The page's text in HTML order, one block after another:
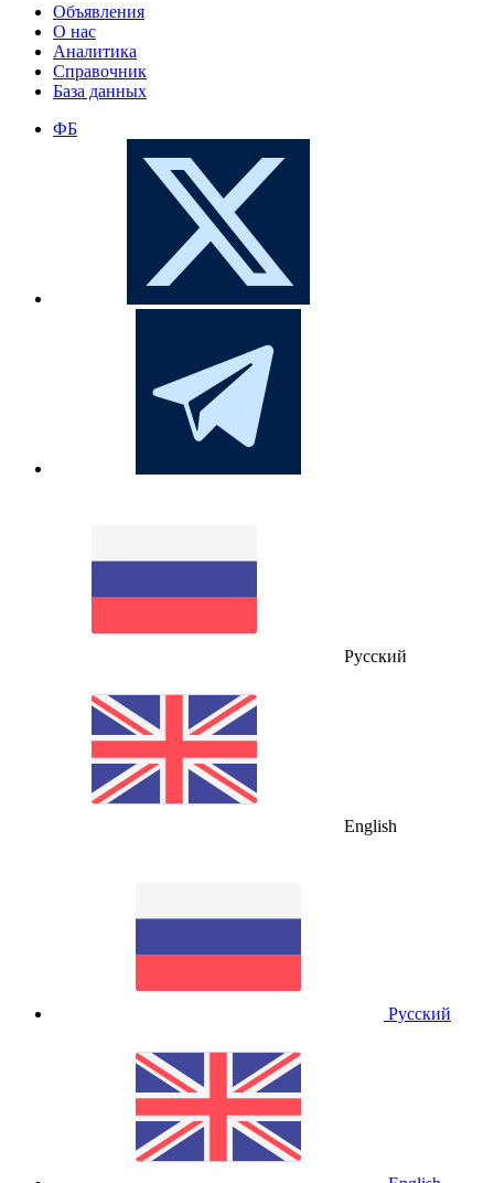
Объявления
О нас
Аналитика
Справочник
База данных
ФБ
Русский
English
Русский